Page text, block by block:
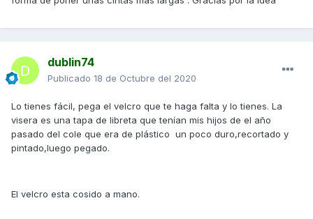
dublin74
Publicado 18 de Octubre del 2020
Lo tienes fácil, pega el velcro que te haga falta y lo tienes. La
visera es una tapa de libreta que tenían mis hijos de el año
pasado del cole que era de plástico un poco duro,recortado y
pintado,luego pegado.
El velcro esta cosido a mano.